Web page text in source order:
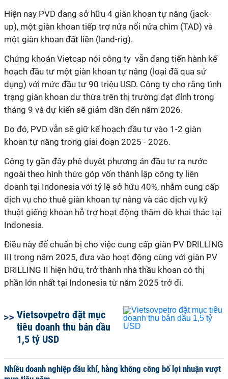
Hiện nay PVD đang sở hữu 4 giàn khoan tự nâng (jack-
up), một giàn khoan tiếp trợ nửa nổi nửa chìm (TAD) và
một giàn khoan đất liền (land-rig).
Chứng khoán Vietcap nói công ty vẫn đang tiến hành kế
hoạch đầu tư một giàn khoan tự nâng (loại đã qua sử
dụng) với mức đầu tư 90 triệu USD. Công ty cho rằng tình
trạng giàn khoan dư thừa trên thị trường đạt đỉnh trong
tháng 9 và dự kiến sẽ giảm dần đến năm 2026.
Do đó, PVD vẫn sẽ giữ kế hoạch đầu tư vào 1-2 giàn
khoan tự nâng trong giai đoạn 2025 - 2026.
Công ty gần đây phê duyệt phương án đầu tư ra nước
ngoài theo hình thức góp vốn thành lập công ty liên
doanh tại Indonesia với tỷ lệ sở hữu 40%, nhằm cung cấp
dịch vụ cho thuê giàn khoan tự nâng và các dịch vụ kỹ
thuật giếng khoan hỗ trợ hoạt động thăm dò khai thác tại
Indonesia.
Điều này để chuẩn bị cho việc cung cấp giàn PV DRILLING
III trong năm 2025, đưa vào hoạt động cùng với giàn PV
DRILLING II hiện hữu, trở thành nhà thầu khoan có thị
phần lớn nhất tại Indonesia từ năm 2025 trở đi.
Vietsovpetro đặt mục
tiêu doanh thu bán dầu
1,5 tỷ USD
Nhiều doanh nghiệp dầu khí, hàng không công bố lợi nhuận vượt